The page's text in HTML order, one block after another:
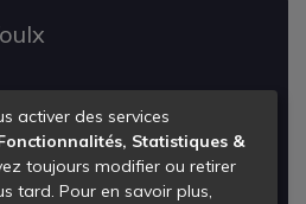
de Voulx
activer des services
Statistiques &
toujours modifier ou retirer
tard. Pour en savoir plus,